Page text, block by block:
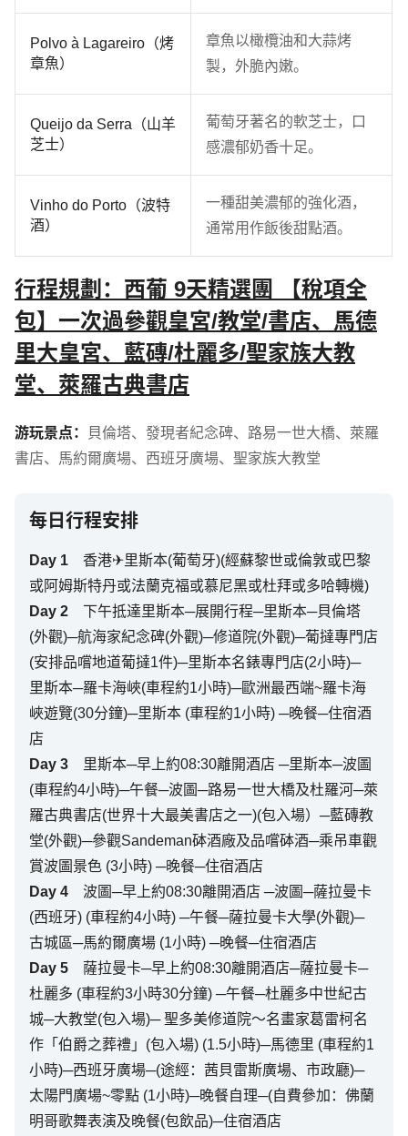
Polvo à Lagareiro（烤
章魚）
章魚以橄欖油和大蒜烤
製，外脆內嫩。
Queijo da Serra（山羊
芝士）
葡萄牙著名的軟芝士，口
感濃郁奶香十足。
Vinho do Porto（波特
酒）
一種甜美濃郁的強化酒，
通常用作飯後甜點酒。
行程規劃：西葡 9天精選團 【稅項全
包】一次過參觀皇宮/教堂/書店、馬德
里大皇宮、藍磚/杜麗多/聖家族大教
堂、萊羅古典書店
游玩景点： 貝倫塔、 發現者紀念碑、 路易一世大橋、 萊羅
書店、 馬約爾廣場、 西班牙廣場、 聖家族大教堂
每日行程安排
Day 1
香港✈里斯本(葡萄牙)(經蘇黎世或倫敦或巴黎
或阿姆斯特丹或法蘭克福或慕尼黑或杜拜或多哈轉機)
Day 2
下午抵達里斯本─展開行程─里斯本─貝倫塔
(外觀)─航海家紀念碑(外觀)─修道院(外觀)─葡撻專門店
(安排品嚐地道葡撻1件)─里斯本名錶專門店(2小時)─
里斯本─羅卡海峽(車程約1小時)─歐洲最西端~羅卡海
峽遊覽(30分鐘)─里斯本 (車程約1小時) ─晚餐─住宿酒
店
Day 3
里斯本─早上約08:30離開酒店 ─里斯本─波圖
(車程約4小時)─午餐─波圖─路易一世大橋及杜羅河─萊
羅古典書店(世界十大最美書店之一)(包入場）─藍磚教
堂(外觀)─參觀Sandeman砵酒廠及品嚐砵酒─乘吊車觀
賞波圖景色 (3小時) ─晚餐─住宿酒店
Day 4
波圖─早上約08:30離開酒店 ─波圖─薩拉曼卡
(西班牙) (車程約4小時) ─午餐─薩拉曼卡大學(外觀)─
古城區─馬約爾廣場 (1小時) ─晚餐─住宿酒店
Day 5
薩拉曼卡─早上約08:30離開酒店─薩拉曼卡─
杜麗多 (車程約3小時30分鐘) ─午餐─杜麗多中世紀古
城─大教堂(包入場)─ 聖多美修道院～名畫家葛雷柯名
作「伯爵之葬禮」(包入場) (1.5小時)─馬德里 (車程約1
小時)─西班牙廣場─(途經：茜貝雷斯廣場、市政廳)─
太陽門廣場~零點 (1小時)─晚餐自理─(自費參加：佛蘭
明哥歌舞表演及晚餐(包飲品)─住宿酒店